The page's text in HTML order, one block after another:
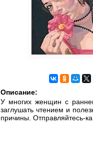
Описание:
У многих женщин с
заглушать чтением и
причины. Отправляйтесь-